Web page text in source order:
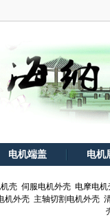
电机端盖 电机
壳 伺服电机外壳 电摩电机
机外壳 主轴切割电机外壳